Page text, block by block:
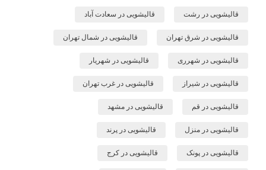
قالیشویی در رشت قالیشویی در سعادت آباد
قالیشویی در شرق تهران قالیشویی در شمال تهران
قالیشویی در شهرری قالیشویی در شهریار
قالیشویی در شیراز قالیشویی در غرب تهران
قالیشویی در قم قالیشویی در مشهد
قالیشویی در منزل قالیشویی در پرند
قالیشویی در پونک قالیشویی در کرج